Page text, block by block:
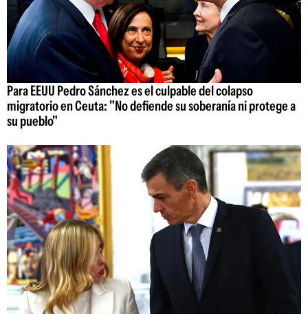
Para EEUU Pedro Sánchez es el culpable del colapso
migratorio en Ceuta: "No defiende su soberanía ni protege a
su pueblo"